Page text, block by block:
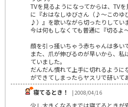
TVを見るようになってからは、TV
に『おはなしゆびさん（♪～この
♪）』を歌いながら切ったりしてい
今は何もしなくても普通に『切るよ
顔を引っ掻いちゃう赤ちゃんは多い
また、爪が伸びるのが早いから、私
ていました。
だんだん慣れて上手に切れるように
ができてしまったらヤスリで研いて
寝てるとき！
| 2008/04/16
少し大きくなるまでは寝てるときが